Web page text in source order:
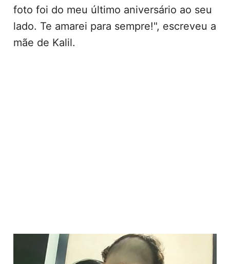
foto foi do meu último aniversário ao seu
lado. Te amarei para sempre!", escreveu a
mãe de Kalil.